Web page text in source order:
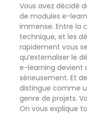
Vous avez décidé
de modules e-
immense. Entre la
technique, et les
rapidement vous
qu’externaliser le
e-learning devient
sérieusement. Et
distingue comme
genre de projets.
On vous explique